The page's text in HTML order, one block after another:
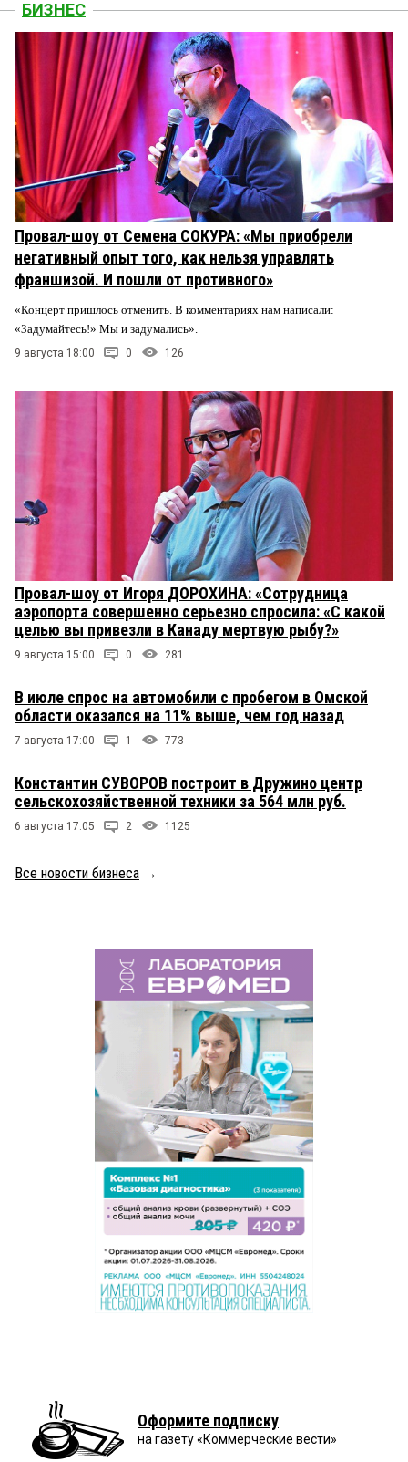
БИЗНЕС
Провал-шоу от Семена СОКУРА: «Мы приобрели
негативный опыт того, как нельзя управлять
франшизой. И пошли от противного»
«Концерт пришлось отменить. В комментариях нам написали:
«Задумайтесь!» Мы и задумались».
9 августа 18:00 0 126
Провал-шоу от Игоря ДОРОХИНА: «Сотрудница
аэропорта совершенно серьезно спросила: «С какой
целью вы привезли в Канаду мертвую рыбу?»
9 августа 15:00 0 281
В июле спрос на автомобили с пробегом в Омской
области оказался на 11% выше, чем год назад
7 августа 17:00 1 773
Константин СУВОРОВ построит в Дружино центр
сельскохозяйственной техники за 564 млн руб.
6 августа 17:05 2 1125
Все новости бизнеса →
Оформите подписку
на газету «Коммерческие вести»